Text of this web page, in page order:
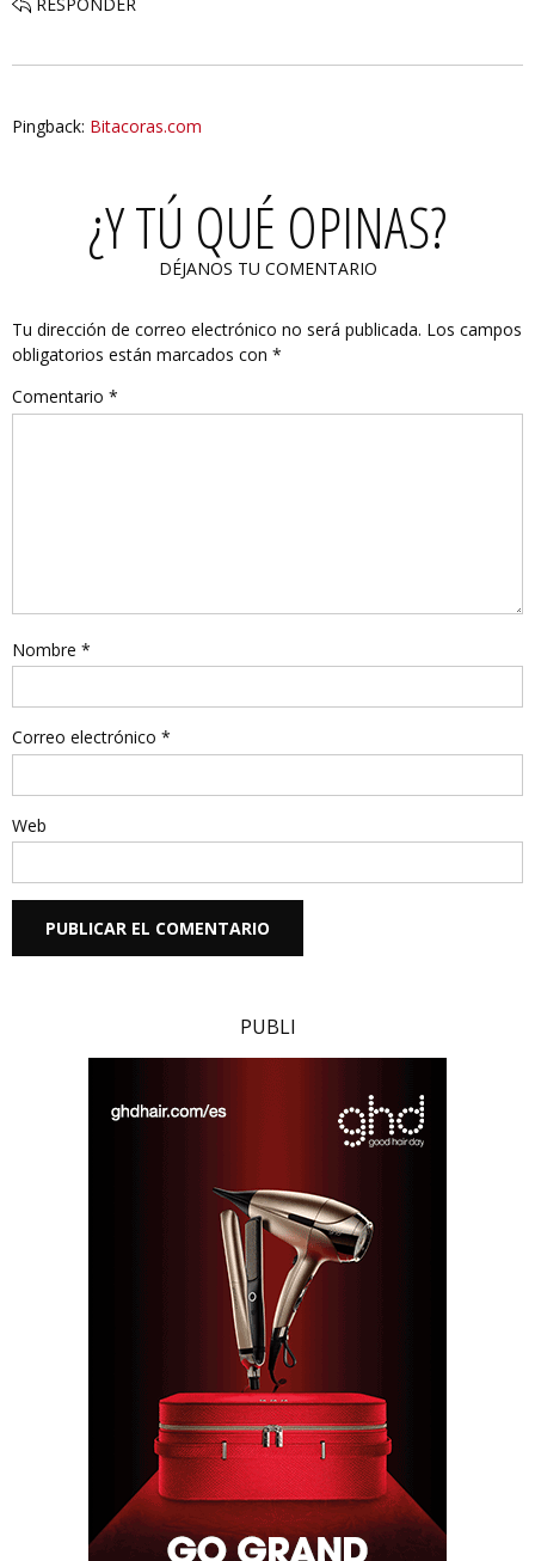
Pingback: Bitacoras.com
¿Y TÚ QUÉ OPINAS?
DÉJANOS TU COMENTARIO
Tu dirección de correo electrónico no será publicada. Los campos
obligatorios están marcados con *
Comentario *
Nombre *
Correo electrónico *
Web
PUBLI